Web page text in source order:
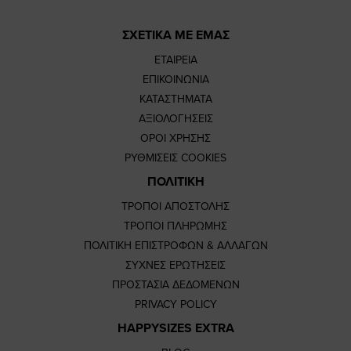
ΣΧΕΤΙΚΑ ΜΕ ΕΜΑΣ
ΕΤΑΙΡΕΙΑ
ΕΠΙΚΟΙΝΩΝΙΑ
ΚΑΤΑΣΤΗΜΑΤΑ
ΑΞΙΟΛΟΓΗΣΕΙΣ
ΟΡΟΙ ΧΡΗΣΗΣ
ΡΥΘΜΙΣΕΙΣ COOKIES
ΠΟΛΙΤΙΚΗ
ΤΡΟΠΟΙ ΑΠΟΣΤΟΛΗΣ
ΤΡΟΠΟΙ ΠΛΗΡΩΜΗΣ
ΠΟΛΙΤΙΚΗ ΕΠΙΣΤΡΟΦΩΝ & ΑΛΛΑΓΩΝ
ΣΥΧΝΕΣ ΕΡΩΤΗΣΕΙΣ
ΠΡΟΣΤΑΣΙΑ ΔΕΔΟΜΕΝΩΝ
PRIVACY POLICY
HAPPYSIZES EXTRA